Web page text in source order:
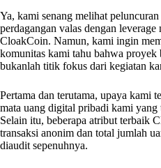
Ya, kami senang melihat
perdagangan valas dengan leverage
CloakCoin. Namun, kami ingin
komunitas kami tahu bahwa proyek
bukanlah titik fokus dari kegiatan
Pertama dan terutama, upaya kami
mata uang digital pribadi kami yang
Selain itu, beberapa atribut terbaik
transaksi anonim dan total jumlah
diaudit sepenuhnya.